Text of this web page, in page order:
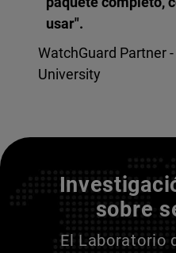
usar".
WatchGuard Partner
University
sobre
El Laboratorio